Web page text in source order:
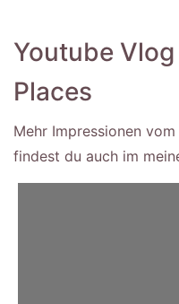
Youtube
Places
Mehr Impressionen
findest du auch im